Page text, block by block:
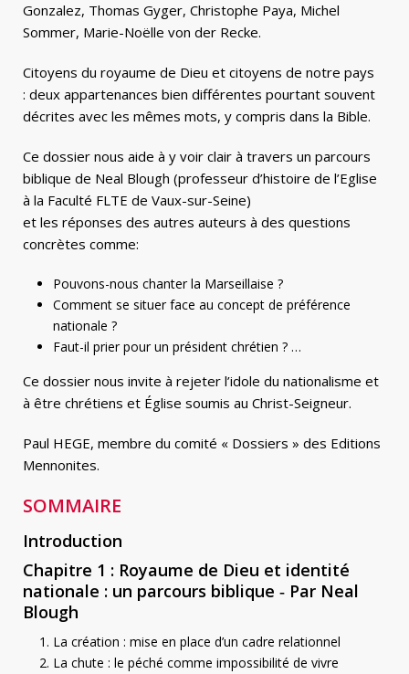
Gonzalez, Thomas Gyger, Christophe Paya, Michel
Sommer, Marie-Noëlle von der Recke.
Citoyens du royaume de Dieu et citoyens de notre pays
: deux appartenances bien différentes pourtant souvent
décrites avec les mêmes mots, y compris dans la Bible.
Ce dossier nous aide à y voir clair à travers un parcours
biblique de Neal Blough (professeur d’histoire de l’Eglise
à la Faculté FLTE de Vaux-sur-Seine)
et les réponses des autres auteurs à des questions
concrètes comme:
Pouvons-nous chanter la Marseillaise ?
Comment se situer face au concept de préférence
nationale ?
Faut-il prier pour un président chrétien ? …
Ce dossier nous invite à rejeter l’idole du nationalisme et
à être chrétiens et Église soumis au Christ-Seigneur.
Paul HEGE, membre du comité « Dossiers » des Editions
Mennonites.
SOMMAIRE
Introduction
Chapitre 1 : Royaume de Dieu et identité
nationale : un parcours biblique ‑ Par Neal
Blough
La création : mise en place d’un cadre relationnel
La chute : le péché comme impossibilité de vivre